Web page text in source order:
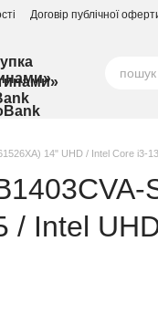
Договір публічної
14" UHD / Intel Core
Intel